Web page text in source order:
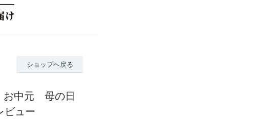
ショップへ戻る
中元 母の日
ュー